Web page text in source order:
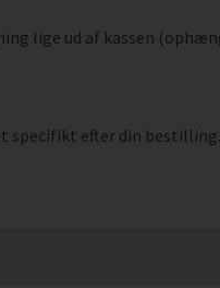
lige ud af kassen
specifikt efter din bestilling.